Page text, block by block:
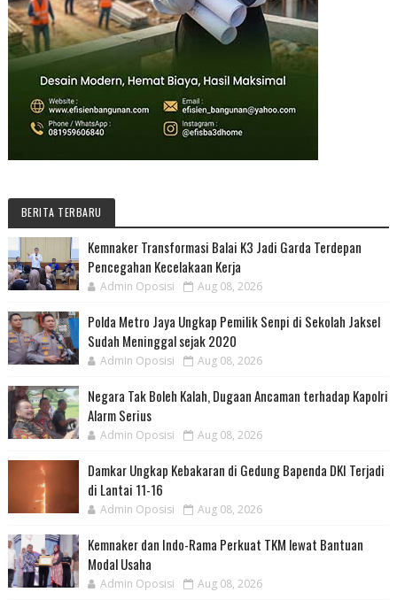
BERITA TERBARU
Kemnaker Transformasi Balai K3 Jadi Garda Terdepan
Pencegahan Kecelakaan Kerja
Admin Oposisi Aug 08, 2026
Polda Metro Jaya Ungkap Pemilik Senpi di Sekolah Jaksel
Sudah Meninggal sejak 2020
Admin Oposisi Aug 08, 2026
Negara Tak Boleh Kalah, Dugaan Ancaman terhadap Kapolri
Alarm Serius
Admin Oposisi Aug 08, 2026
Damkar Ungkap Kebakaran di Gedung Bapenda DKI Terjadi
di Lantai 11-16
Admin Oposisi Aug 08, 2026
Kemnaker dan Indo-Rama Perkuat TKM lewat Bantuan
Modal Usaha
Admin Oposisi Aug 08, 2026